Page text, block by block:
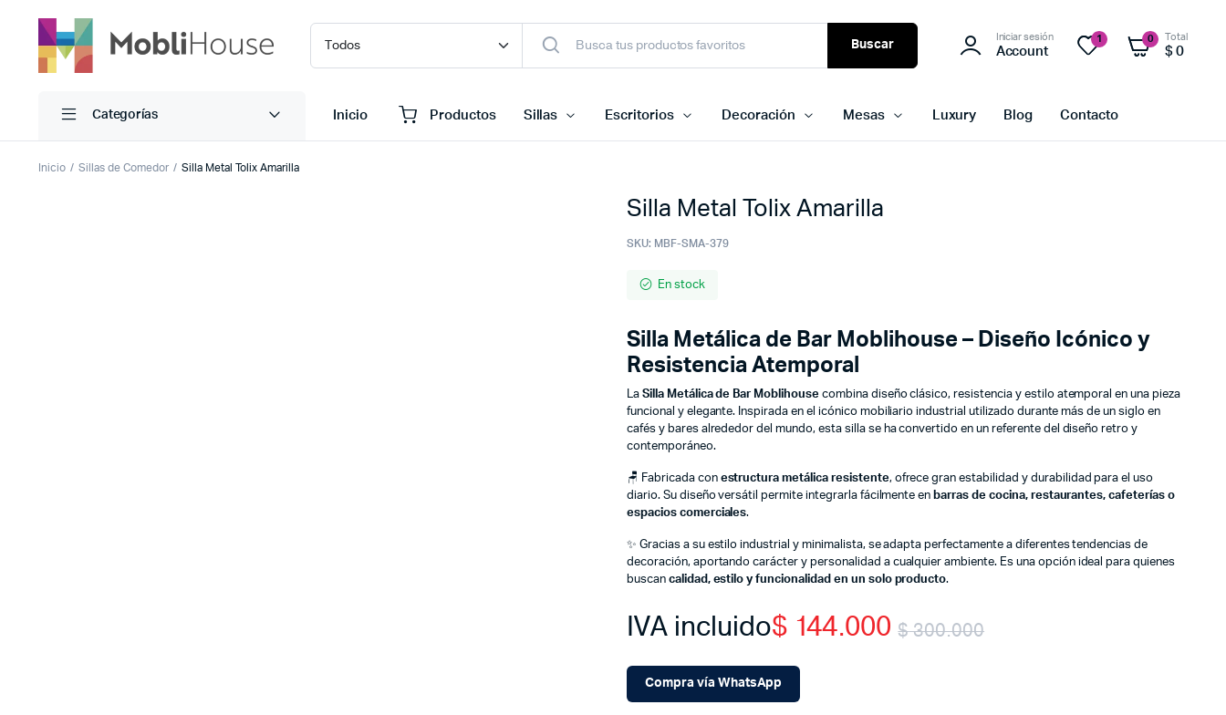
Buscar
Iniciar sesión
Account
1 0 Total
$ 0
Categorías Inicio Productos Sillas Escritorios Decoración Mesas Luxury Blog Contacto
Inicio Sillas de Comedor Silla Metal Tolix Amarilla
Silla Metal Tolix Amarilla
SKU: MBF-SMA-379
En stock
Silla Metálica de Bar Moblihouse – Diseño Icónico y
Resistencia Atemporal
La Silla Metálica de Bar Moblihouse combina diseño clásico, resistencia y estilo atemporal en una pieza
funcional y elegante. Inspirada en el icónico mobiliario industrial utilizado durante más de un siglo en
cafés y bares alrededor del mundo, esta silla se ha convertido en un referente del diseño retro y
contemporáneo.
🪑 Fabricada con estructura metálica resistente, ofrece gran estabilidad y durabilidad para el uso
diario. Su diseño versátil permite integrarla fácilmente en barras de cocina, restaurantes, cafeterías o
espacios comerciales.
✨ Gracias a su estilo industrial y minimalista, se adapta perfectamente a diferentes tendencias de
decoración, aportando carácter y personalidad a cualquier ambiente. Es una opción ideal para quienes
buscan calidad, estilo y funcionalidad en un solo producto.
$300.000
$144.000
IVA incluido
Compra vía WhatsApp